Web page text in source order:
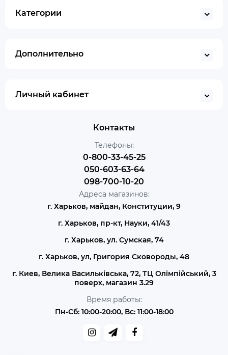
Категории
Дополнительно
Личный кабинет
Контакты
Телефоны:
0-800-33-45-25
050-603-63-64
098-700-10-20
Адреса магазинов:
г. Харьков, майдан, Конституции, 9
г. Харьков, пр-кт, Науки, 41/43
г. Харьков, ул. Сумская, 74
г. Харьков, ул, Григория Сковороды, 48
г. Киев, Велика Васильківська, 72, ТЦ Олімпійський, 3
поверх, магазин 3.29
Время работы:
Пн-Сб: 10:00-20:00, Вс: 11:00-18:00